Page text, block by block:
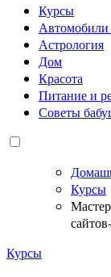
Курсы
Астрология
Дом
Красота
Питание и
Советы
Курсы
Курсы